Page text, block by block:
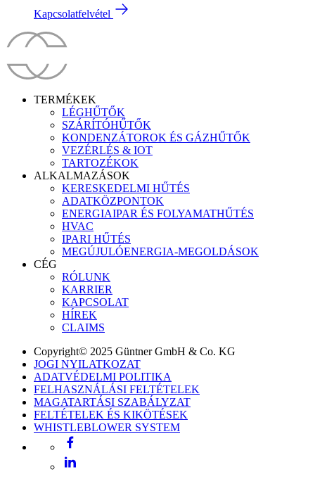
Kapcsolatfelvétel
TERMÉKEK
LÉGHŰTŐK
SZÁRÍTÓHŰTŐK
KONDENZÁTOROK ÉS GÁZHŰTŐK
VEZÉRLÉS & IOT
TARTOZÉKOK
ALKALMAZÁSOK
KERESKEDELMI HŰTÉS
ADATKÖZPONTOK
ENERGIAIPAR ÉS FOLYAMATHŰTÉS
HVAC
IPARI HŰTÉS
MEGÚJULÓENERGIA-MEGOLDÁSOK
CÉG
RÓLUNK
KARRIER
KAPCSOLAT
HÍREK
CLAIMS
Copyright© 2025 Güntner GmbH & Co. KG
JOGI NYILATKOZAT
ADATVÉDELMI POLITIKA
FELHASZNÁLÁSI FELTÉTELEK
MAGATARTÁSI SZABÁLYZAT
FELTÉTELEK ÉS KIKÖTÉSEK
WHISTLEBLOWER SYSTEM